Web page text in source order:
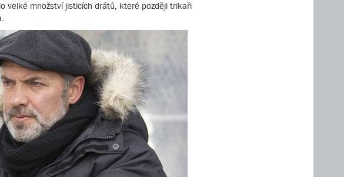
velké množství jisticích drátů, které později trikaři